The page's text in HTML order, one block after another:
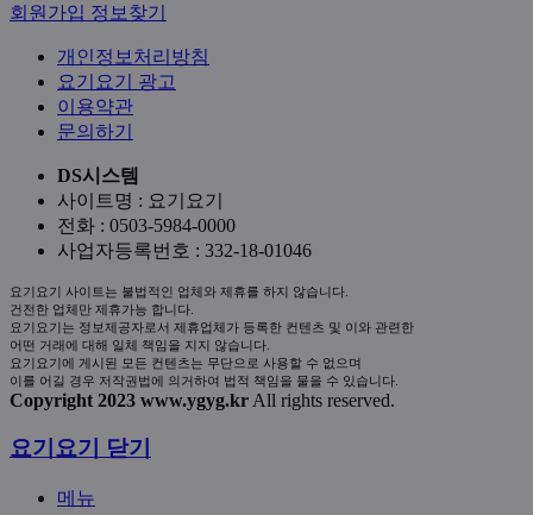
회원가입 정보찾기
개인정보처리방침
요기요기 광고
이용약관
문의하기
DS시스템
사이트명 : 요기요기
전화 : 0503-5984-0000
사업자등록번호 : 332-18-01046
요기요기 사이트는 불법적인 업체와 제휴를 하지 않습니다.
건전한 업체만 제휴가능 합니다.
요기요기는 정보제공자로서 제휴업체가 등록한 컨텐츠 및 이와 관련한
어떤 거래에 대해 일체 책임을 지지 않습니다.
요기요기에 게시된 모든 컨텐츠는 무단으로 사용할 수 없으며
이를 어길 경우 저작권법에 의거하여 법적 책임을 물을 수 있습니다.
Copyright 2023 www.ygyg.kr All rights reserved.
요기요기 닫기
메뉴